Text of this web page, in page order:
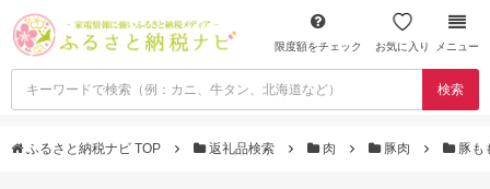
限度額をチェック お気に入り メニュー
検索
ふるさと納税ナビ TOP 返礼品検索 肉 豚肉 豚も